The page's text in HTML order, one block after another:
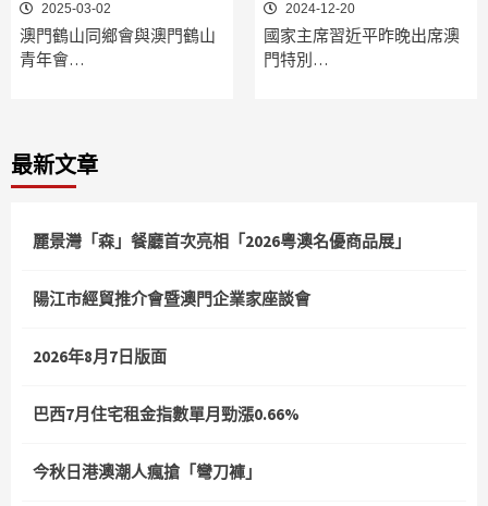
2025-03-02
澳門鶴山同鄉會與澳門鶴山
青年會…
2024-12-20
國家主席習近平昨晚出席澳
門特別…
最新文章
麗景灣「森」餐廳首次亮相「2026粵澳名優商品展」
陽江市經貿推介會暨澳門企業家座談會
2026年8月7日版面
巴西7月住宅租金指數單月勁漲0.66%
今秋日港澳潮人瘋搶「彎刀褲」